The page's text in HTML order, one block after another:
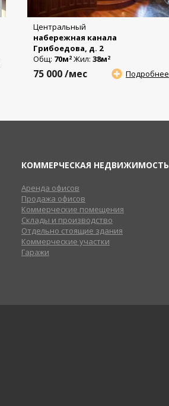
Центральный
набережная канала
Грибоедова, д. 2
Общ: 70м2 Жил: 38м2
Подробнее
75 000/мес
КОММЕРЧЕСКАЯ НЕДВИЖИМОСТЬ
Аренда офисов
Продажа офисов
Коммерческие помещения
Склады и производство
Отдельно стоящие здания
Коммерческие участки
Гаражи